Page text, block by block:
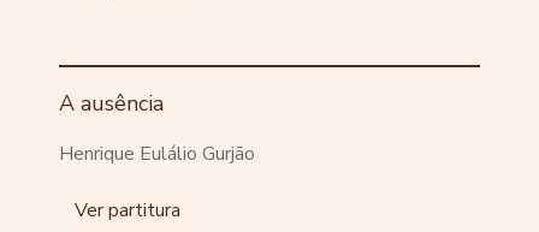
A ausência
Henrique Eulálio Gurjão
Ver partitura